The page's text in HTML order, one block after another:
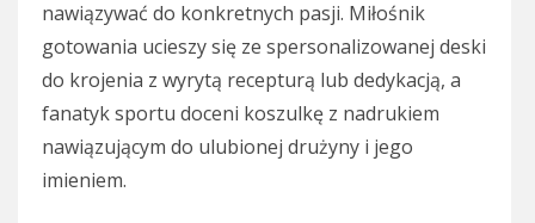
nawiązywać do konkretnych pasji. Miłośnik
gotowania ucieszy się ze spersonalizowanej deski
do krojenia z wyrytą recepturą lub dedykacją, a
fanatyk sportu doceni koszulkę z nadrukiem
nawiązującym do ulubionej drużyny i jego
imieniem.